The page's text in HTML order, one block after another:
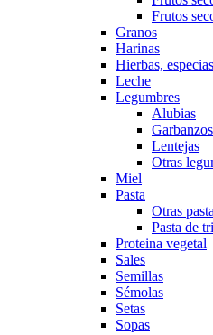
Frutos
Granos
Harinas
Hierbas,
Leche
Legumbres
Alubias
Garbanzos
Lentejas
Otras
Miel
Pasta
Otras
Pasta de
Proteina vegetal
Sales
Semillas
Sémolas
Setas
Sopas